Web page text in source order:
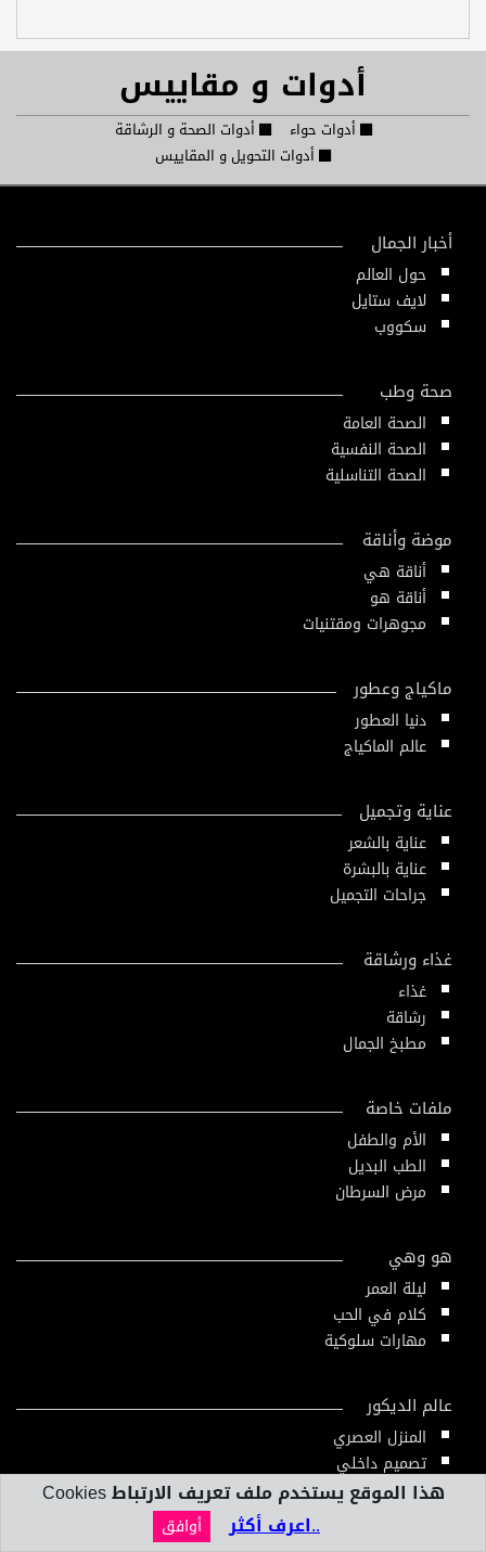
أدوات و مقاييس
أدوات حواء
أدوات الصحة و الرشاقة
أدوات التحويل و المقاييس
أخبار الجمال
حول العالم
لايف ستايل
سكووب
صحة وطب
الصحة العامة
الصحة النفسية
الصحة التناسلية
موضة وأناقة
أناقة هي
أناقة هو
مجوهرات ومقتنيات
ماكياج وعطور
دنيا العطور
عالم الماكياج
عناية وتجميل
عناية بالشعر
عناية بالبشرة
جراحات التجميل
غذاء ورشاقة
غذاء
رشاقة
مطبخ الجمال
ملفات خاصة
الأم والطفل
الطب البديل
مرض السرطان
هو وهي
ليلة العمر
كلام في الحب
مهارات سلوكية
عالم الديكور
المنزل العصري
تصميم داخلي
هذا الموقع يستخدم ملف تعريف الارتباط Cookies
..اعرف أكثر
أوافق